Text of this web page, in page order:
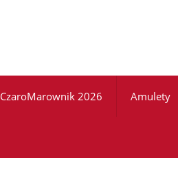
CzaroMarownik 2026 Amulety